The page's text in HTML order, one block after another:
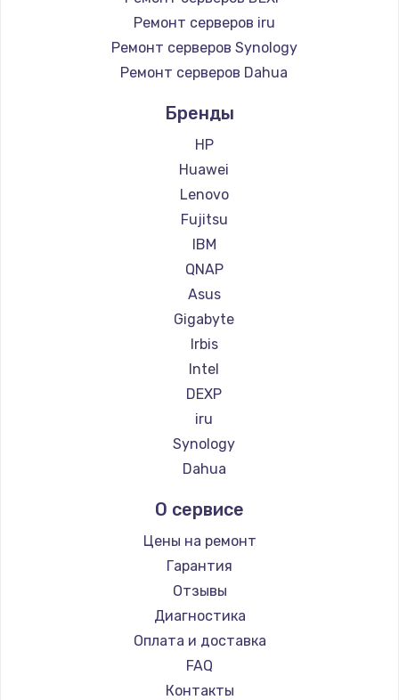
Ремонт серверов iru
Ремонт серверов Synology
Ремонт серверов Dahua
Бренды
HP
Huawei
Lenovo
Fujitsu
IBM
QNAP
Asus
Gigabyte
Irbis
Intel
DEXP
iru
Synology
Dahua
О сервисе
Цены на ремонт
Гарантия
Отзывы
Диагностика
Оплата и доставка
FAQ
Контакты